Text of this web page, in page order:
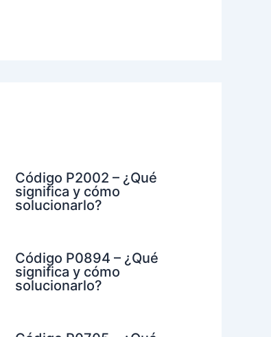
Código P2002 – ¿Qué
significa y cómo
solucionarlo?
Código P0894 – ¿Qué
significa y cómo
solucionarlo?